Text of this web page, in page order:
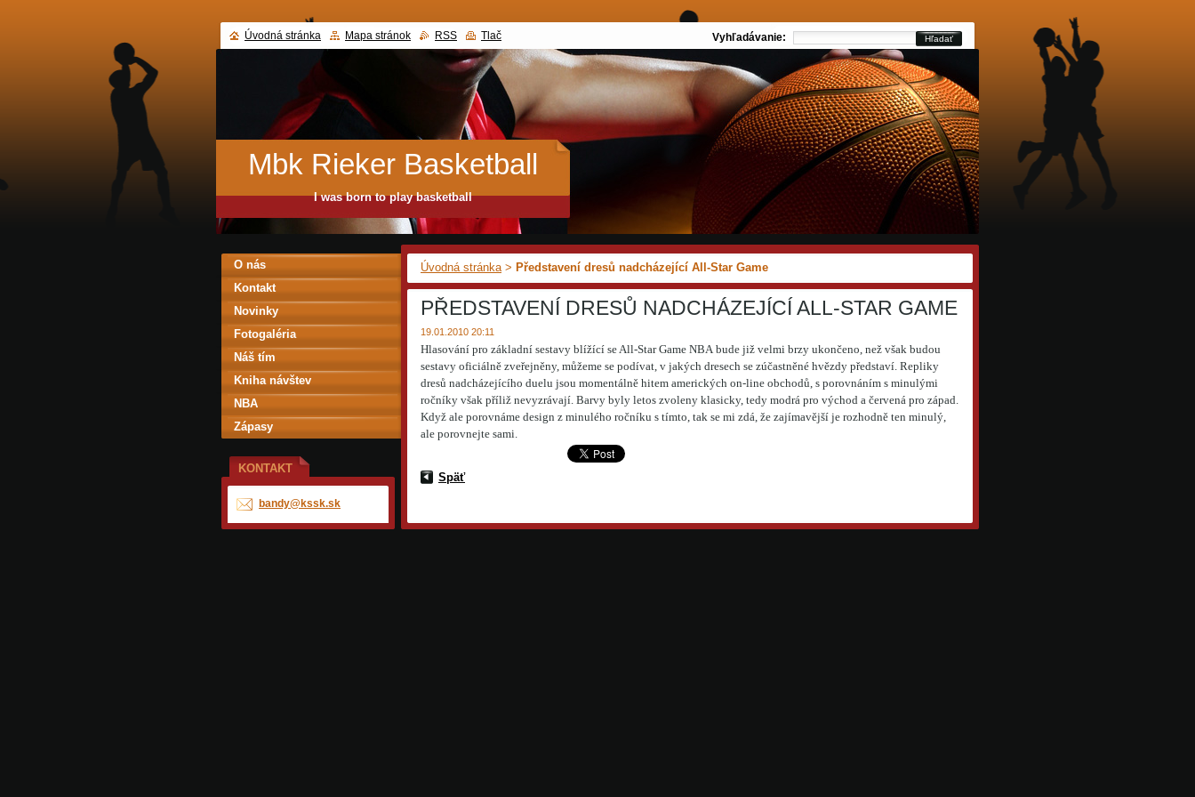
Mbk Rieker Basketball
I was born to play basketball
Úvodná stránka > Představení dresů nadcházející All-Star Game
PŘEDSTAVENÍ DRESŮ NADCHÁZEJÍCÍ ALL-STAR GAME
19.01.2010 20:11
Hlasování pro základní sestavy blížící se All-Star Game NBA bude již velmi brzy ukončeno, než však budou
sestavy oficiálně zveřejněny, můžeme se podívat, v jakých dresech se zúčastněné hvězdy představí. Repliky
dresů nadcházejícího duelu jsou momentálně hitem amerických on-line obchodů, s porovnáním s minulými
ročníky však příliž nevyzrávají. Barvy byly letos zvoleny klasicky, tedy modrá pro východ a červená pro západ.
Když ale porovnáme design z minulého ročníku s tímto, tak se mi zdá, že zajímavější je rozhodně ten minulý,
ale porovnejte sami.
Späť
O nás
Kontakt
Novinky
Fotogaléria
Náš tím
Kniha návštev
NBA
Zápasy
KONTAKT
bandy@kssk.sk
Úvodná stránka Mapa stránok RSS Tlač Vyhľadávanie: Hľadať